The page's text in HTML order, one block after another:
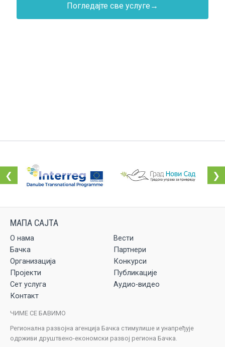
Погледајте све услуге →
❮ ❯
О нама
Вести
Бачка
Партнери
Организација
Конкурси
Пројекти
Публикације
Сет услуга
Аудио-видео
Контакт
ЧИМЕ СЕ БАВИМО
Регионална развојна агенција Бачка стимулише и унапређује
одрживи друштвено-економски развој региона Бачка.